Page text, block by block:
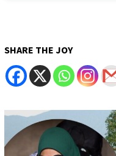
SHARE THE JOY